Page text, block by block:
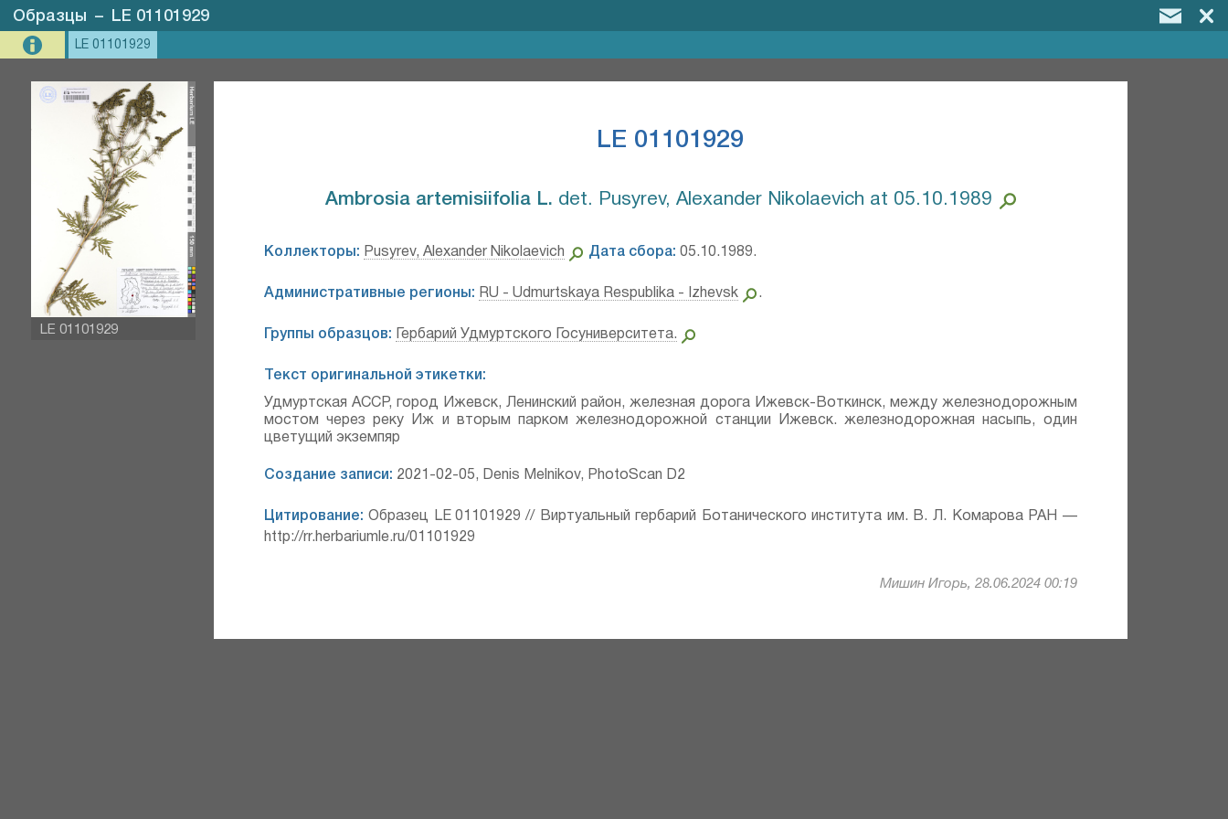
Образцы – LE 01101929
LE 01101929
LE 01101929
LE 01101929
Ambrosia artemisiifolia L.⁣ det. Pusyrev, Alexander Nikolaevich at 05.10.1989
Коллекторы: Pusyrev, Alexander Nikolaevich Дата сбора: 05.10.1989.
Административные регионы: RU - Udmurtskaya Respublika - Izhevsk .
Группы образцов: Гербарий Удмуртского Госуниверситета.
Текст оригинальной этикетки:
Удмуртская АССР, город Ижевск, Ленинский район, железная дорога Ижевск-Воткинск, между железнодорожным
мостом через реку Иж и вторым парком железнодорожной станции Ижевск. железнодорожная насыпь, один
цветущий экземпяр
Создание записи: 2021-02-05, Denis Melnikov, PhotoScan D2
Цитирование: Образец LE 01101929 // Виртуальный гербарий Ботанического института им. В. Л. Комарова РАН —
http://rr.herbariumle.ru/01101929
Мишин Игорь, 28.06.2024 00:19